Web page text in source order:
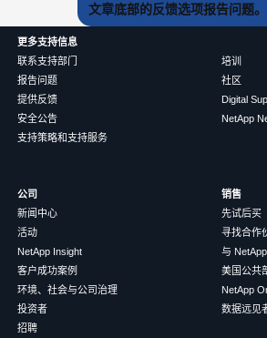
文章底部的反馈选项报告问题。
更多支持信息
联系支持部门
报告问题
提供反馈
安全公告
支持策略和支持服务
培训
社区
Digital
NetApp
公司
新闻中心
活动
NetApp Insight
客户成功案例
环境、社会与公司治理
投资者
招聘
销售
先试后买
寻找合作
与
美国公共
NetApp
数据远见